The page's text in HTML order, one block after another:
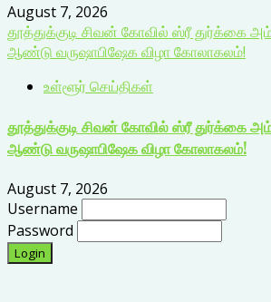
August 7, 2026
தூத்துக்குடி சிவன் கோவில் ஸ்ரீ துர்க்கை
ஆண்டு வருஷாபிஷேக விழா கோலாகலம்!
உள்ளூர் செய்திகள்
தூத்துக்குடி சிவன் கோவில் ஸ்ரீ துர்க்கை
ஆண்டு வருஷாபிஷேக விழா கோலாகலம்!
August 7, 2026
Username
Password